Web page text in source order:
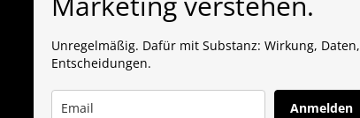
Unregelmäßig. Dafür mit Substanz: Wirkung, Daten,
Entscheidungen.
Anmelden